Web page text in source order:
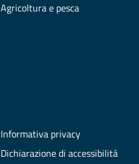
Agricoltura e pesca
Informativa privacy
Dichiarazione di accessibilità